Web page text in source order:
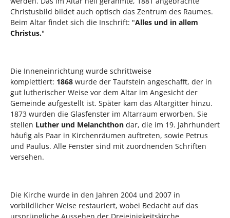
Christusbild bildet auch optisch das Zentrum des Raumes.
Beim Altar findet sich die Inschrift: "Alles und in allem
Christus."
Die Inneneinrichtung wurde schrittweise
komplettiert: 1868 wurde der Taufstein angeschafft, der in
gut lutherischer Weise vor dem Altar im Angesicht der
Gemeinde aufgestellt ist. Später kam das Altargitter hinzu.
1873 wurden die Glasfenster im Altarraum erworben. Sie
stellen Luther und Melanchthon dar, die im 19. Jahrhundert
häufig als Paar in Kirchenräumen auftreten, sowie Petrus
und Paulus. Alle Fenster sind mit zuordnenden Schriften
versehen.
Die Kirche wurde in den Jahren 2004 und 2007 in
vorbildlicher Weise restauriert, wobei Bedacht auf das